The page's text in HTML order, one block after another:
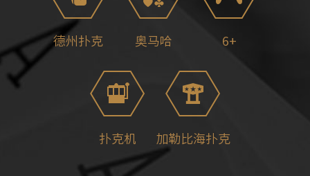
德州扑克 奥马哈 6+
扑克机 加勒比海扑克